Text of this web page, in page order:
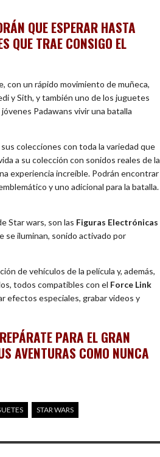
QUE ESPERAR HASTA
QUE TRAE CONSIGO EL
con un rápido movimiento de muñeca,
y Sith, y también uno de los juguetes
Padawans vivir una batalla
colecciones con toda la variedad que
a su colección con sonidos reales de la
experiencia increíble. Podrán encontrar
y uno adicional para la batalla.
Star wars, son las Figuras Electrónicas
se iluminan, sonido activado por
de vehículos de la película y, además,
todos compatibles con el Force Link
efectos especiales, grabar videos y
PARA EL GRAN
AVENTURAS COMO NUNCA
STAR WARS